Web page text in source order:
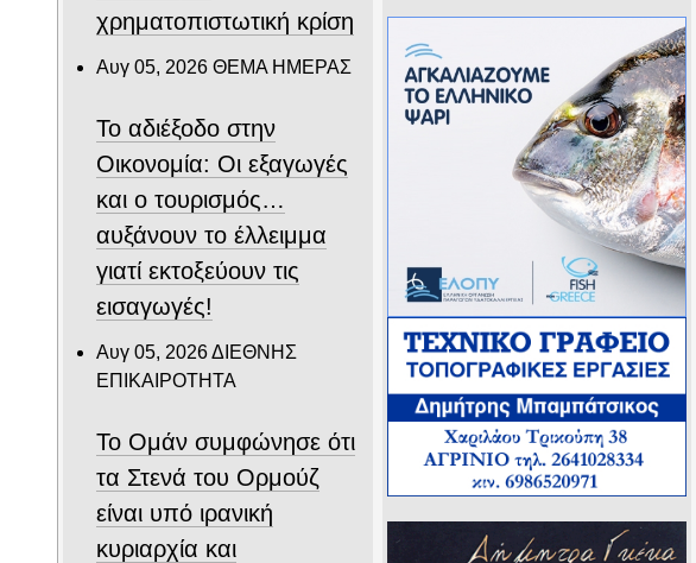
χρηματοπιστωτική κρίση
Αυγ 05, 2026 ΘΕΜΑ ΗΜΕΡΑΣ
Το αδιέξοδο στην
Οικονομία: Οι εξαγωγές
και ο τουρισμός…
αυξάνουν το έλλειμμα
γιατί εκτοξεύουν τις
εισαγωγές!
Αυγ 05, 2026ΔΙΕΘΝΗΣ
ΕΠΙΚΑΙΡΟΤΗΤΑ
Το Ομάν συμφώνησε ότι
τα Στενά του Ορμούζ
είναι υπό ιρανική
κυριαρχία και